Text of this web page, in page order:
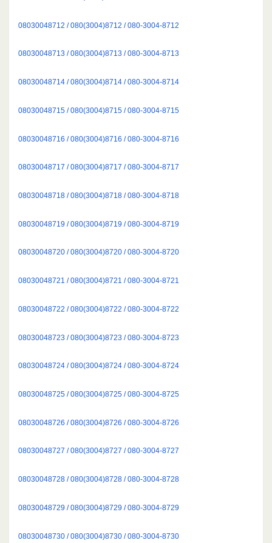
08030048712 / 080(3004)8712 / 080-3004-8712
08030048713 / 080(3004)8713 / 080-3004-8713
08030048714 / 080(3004)8714 / 080-3004-8714
08030048715 / 080(3004)8715 / 080-3004-8715
08030048716 / 080(3004)8716 / 080-3004-8716
08030048717 / 080(3004)8717 / 080-3004-8717
08030048718 / 080(3004)8718 / 080-3004-8718
08030048719 / 080(3004)8719 / 080-3004-8719
08030048720 / 080(3004)8720 / 080-3004-8720
08030048721 / 080(3004)8721 / 080-3004-8721
08030048722 / 080(3004)8722 / 080-3004-8722
08030048723 / 080(3004)8723 / 080-3004-8723
08030048724 / 080(3004)8724 / 080-3004-8724
08030048725 / 080(3004)8725 / 080-3004-8725
08030048726 / 080(3004)8726 / 080-3004-8726
08030048727 / 080(3004)8727 / 080-3004-8727
08030048728 / 080(3004)8728 / 080-3004-8728
08030048729 / 080(3004)8729 / 080-3004-8729
08030048730 / 080(3004)8730 / 080-3004-8730